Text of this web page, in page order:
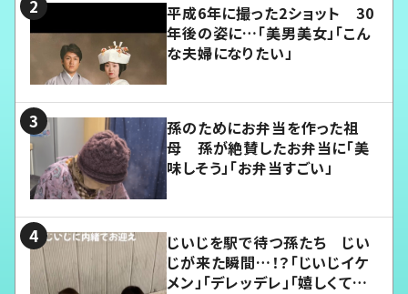
平成6年に撮った2ショット 30
年後の姿に…「美男美女」「こん
な夫婦になりたい」
孫のためにお弁当を作った祖
母 孫が絶賛したお弁当に「美
味しそう」「お弁当すごい」
じいじを駅で待つ孫たち じい
じが来た瞬間…！？「じいじイケ
メン」「デレッデレ」「嬉しくて可